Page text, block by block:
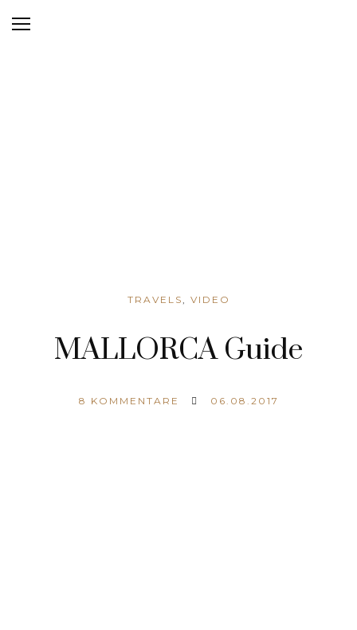
TRAVELS, VIDEO
MALLORCA Guide
8 KOMMENTARE 06.08.2017